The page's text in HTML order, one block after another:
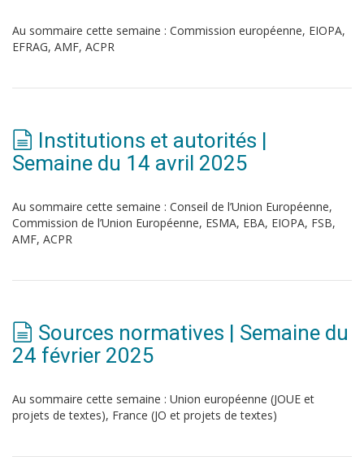
Au sommaire cette semaine : Commission européenne, EIOPA,
EFRAG, AMF, ACPR
Institutions et autorités |
Semaine du 14 avril 2025
Au sommaire cette semaine : Conseil de l’Union Européenne,
Commission de l’Union Européenne, ESMA, EBA, EIOPA, FSB,
AMF, ACPR
Sources normatives | Semaine du
24 février 2025
Au sommaire cette semaine : Union européenne (JOUE et
projets de textes), France (JO et projets de textes)